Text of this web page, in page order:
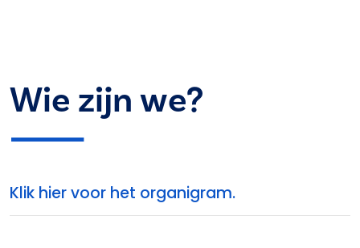
Wie zijn we?
Klik hier voor het organigram.